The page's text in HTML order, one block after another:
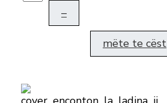
–
mëte te cëst